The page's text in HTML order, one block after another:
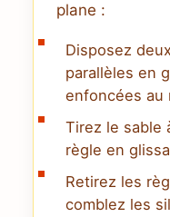
plane :
Disposez
parallèles en
enfoncées au
Tirez le sable
règle en
Retirez les
comblez les